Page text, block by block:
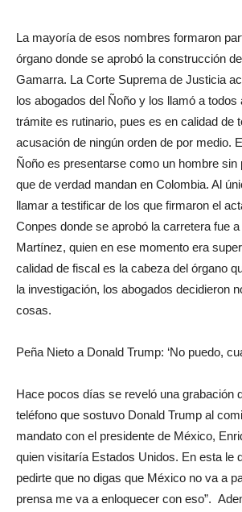
La mayoría de esos nombres formaron
órgano donde se aprobó la construcción
Gamarra. La Corte Suprema de Justicia
los abogados del Ñoño y los llamó a todos
trámite es rutinario, pues es en calidad de
acusación de ningún orden de por medio.
Ñoño es presentarse como un hombre sin
que de verdad mandan en Colombia. Al
llamar a testificar de los que firmaron el
Conpes donde se aprobó la carretera fue
Martínez, quien en ese momento era
calidad de fiscal es la cabeza del órgano
la investigación, los abogados decidieron
cosas.
Peña Nieto a Donald Trump: ‘No puedo,
Hace pocos días se reveló una grabación
teléfono que sostuvo Donald Trump al
mandato con el presidente de México,
quien visitaría Estados Unidos. En esta le
pedirte que no digas que México no va a
prensa me va a enloquecer con eso”.